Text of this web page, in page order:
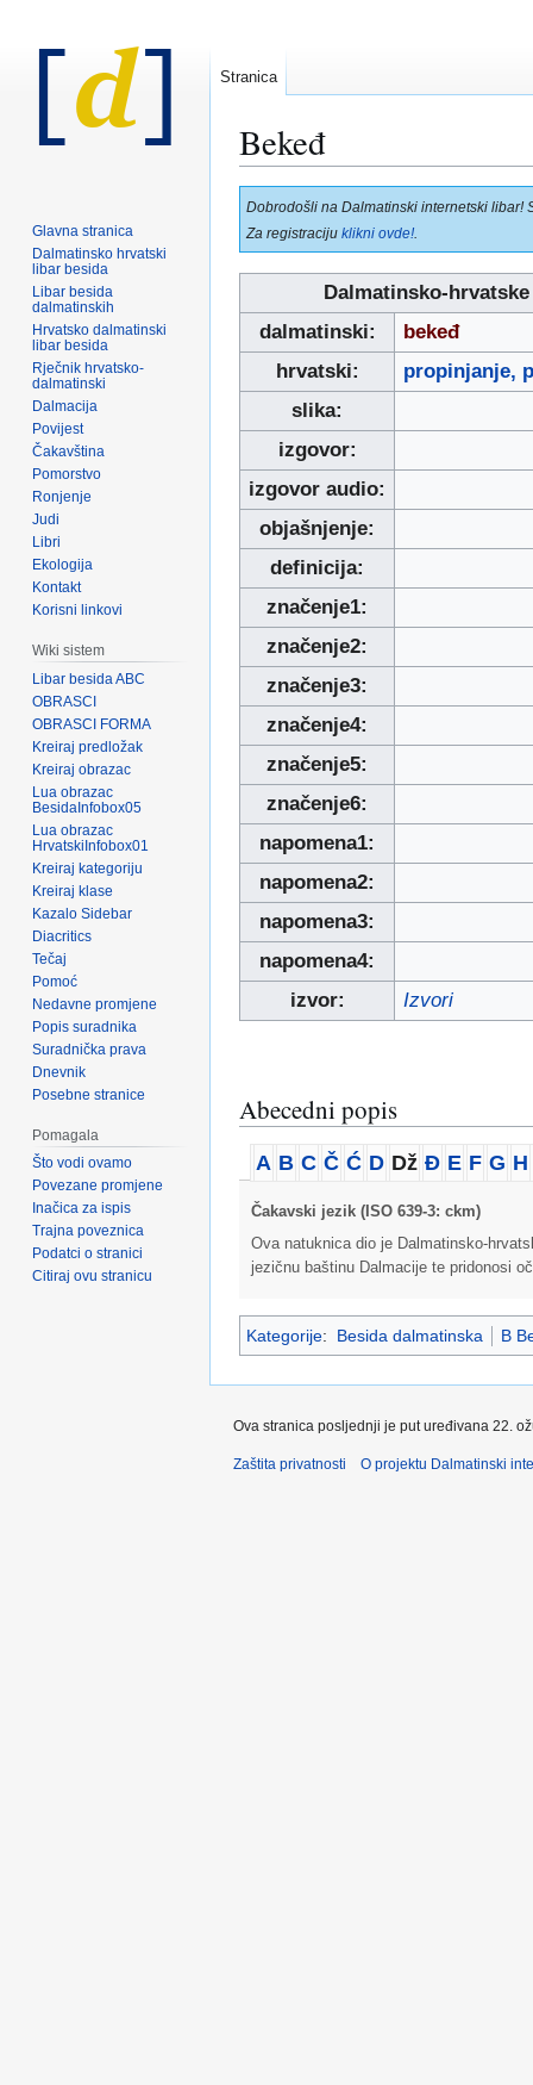
Bekeđ
Prijeđi
na
navigaciju
Prijeđi
na
pretraživanje
Dobrodošli na Dalmatinski internetski libar!
Za registraciju klikni ovde!
Dalmatinsko-
dalmatinski:
bekeđ
hrvatski:
propinjanje,
slika:
izgovor:
izgovor audio:
objašnjenje:
definicija:
značenje1:
značenje2:
značenje3:
značenje4:
značenje5:
značenje6:
napomena1:
napomena2:
napomena3:
napomena4:
izvor:
Izvori
Abecedni popis
A B C Č Ć D Dž Đ E F G H
Čakavski jezik (ISO 639-3: ckm)
Ova natuknica dio je Dalmatinsko-
jezičnu baštinu Dalmacije te pridonosi
Kategorije: Besida dalmatinska B
Stranica
Glavna stranica
Dalmatinsko hrvatski
libar besida
Libar besida
dalmatinskih
Hrvatsko dalmatinski
libar besida
Rječnik hrvatsko-
dalmatinski
Dalmacija
Povijest
Čakavština
Pomorstvo
Ronjenje
Judi
Libri
Ekologija
Kontakt
Korisni linkovi
Wiki sistem
Libar besida ABC
OBRASCI
OBRASCI FORMA
Kreiraj predložak
Kreiraj obrazac
Lua obrazac
BesidaInfobox05
Lua obrazac
HrvatskiInfobox01
Kreiraj kategoriju
Kreiraj klase
Kazalo Sidebar
Diacritics
Tečaj
Pomoć
Nedavne promjene
Popis suradnika
Suradnička prava
Dnevnik
Posebne stranice
Pomagala
Što vodi ovamo
Povezane promjene
Inačica za ispis
Trajna poveznica
Podatci o stranici
Citiraj ovu stranicu
Ova stranica posljednji je put uređivana 22.
Zaštita privatnosti O projektu Dalmatinski